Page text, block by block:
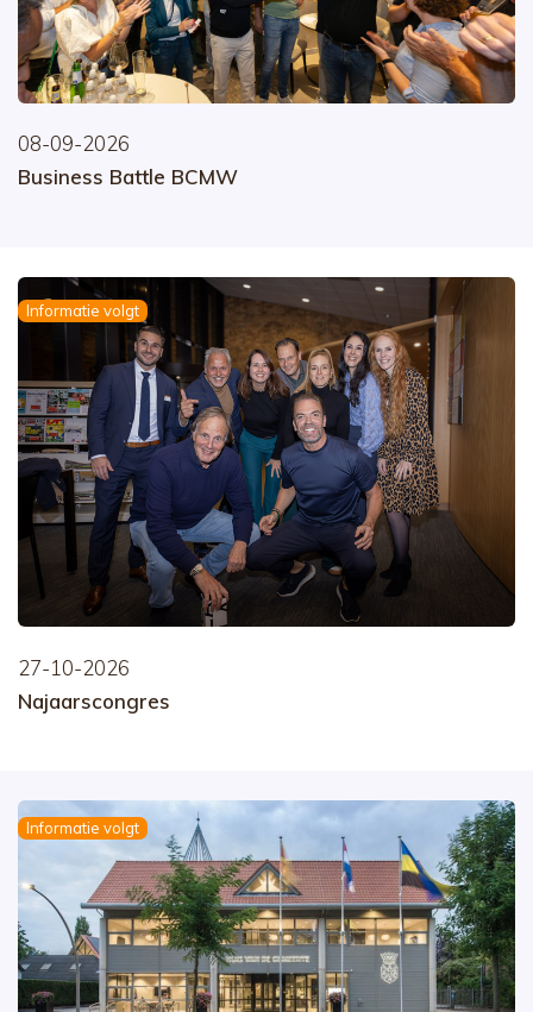
08-09-2026
Business Battle BCMW
Informatie volgt
27-10-2026
Najaarscongres
Informatie volgt